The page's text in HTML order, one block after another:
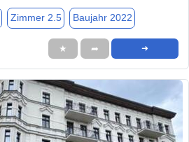
Zimmer 2.5 Baujahr 2022
★ ➦ ➜